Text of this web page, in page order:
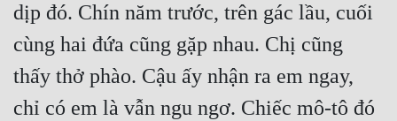
Xây Dựng Thế Lực
Đam Mỹ
Đẹp
dịp đó. Chín năm trước, trên gác lầu, cuối
cùng hai đứa cũng gặp nhau. Chị cũng
thấy thở phào. Cậu ấy nhận ra em ngay,
chỉ có em là vẫn ngu ngơ. Chiếc mô-tô đó